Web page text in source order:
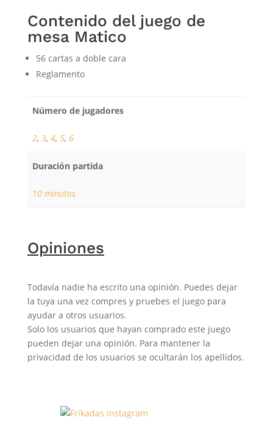
Contenido del juego de
mesa Matico
56 cartas a doble cara
Reglamento
Número de jugadores
2, 3, 4, 5, 6
Duración partida
10 minutos
Opiniones
Todavía nadie ha escrito una opinión. Puedes dejar
la tuya una vez compres y pruebes el juego para
ayudar a otros usuarios.
Solo los usuarios que hayan comprado este juego
pueden dejar una opinión. Para mantener la
privacidad de los usuarios se ocultarán los apellidos.